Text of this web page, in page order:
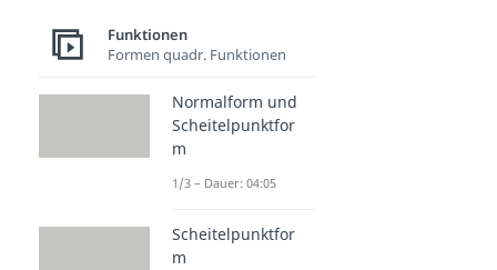
Funktionen
Formen quadr. Funktionen
Normalform und
Scheitelpunktfor
m
1/3 – Dauer: 04:05
Scheitelpunktfor
m